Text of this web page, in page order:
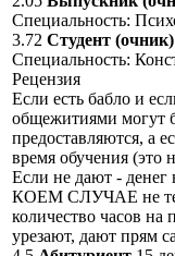
Специальность:
3.72 Студент (очник)
Специальность:
Рецензия
Если есть бабло и
общежитиями могут
предоставляются, а
время обучения (это
Если не дают -
КОЕМ СЛУЧАЕ не
количество часов на
урезают, дают прям